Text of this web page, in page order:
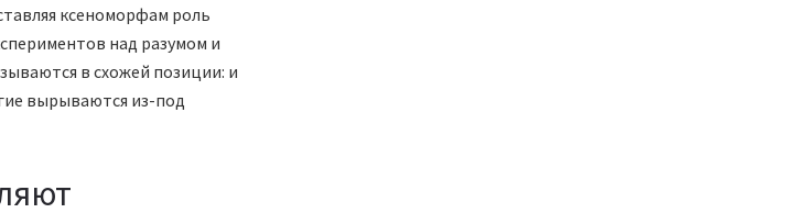
ксеноморфам роль
над разумом и
в схожей позиции: и
вырываются из-под